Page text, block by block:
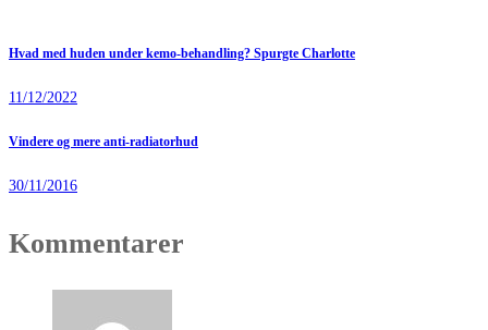
Hvad med huden under kemo-behandling? Spurgte Charlotte
11/12/2022
Vindere og mere anti-radiatorhud
30/11/2016
Kommentarer